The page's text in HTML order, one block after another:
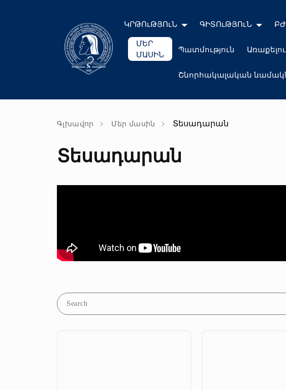
ԿՐԹՈւԹՅՈւՆ ԳԻՏՈւԹՅՈւՆ
ՄԵՐ
ՄԱՍԻՆ
Պատմություն
Շնորհակալական
Գլխավոր Մեր մասին Տեսադարան
Տեսադարան